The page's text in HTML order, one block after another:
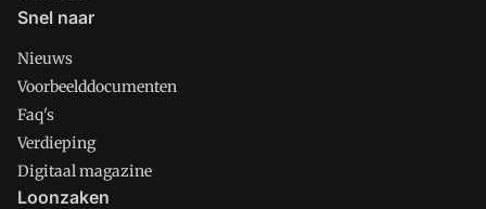
Snel naar
Nieuws
Voorbeelddocumenten
Faq's
Verdieping
Digitaal magazine
Loonzaken